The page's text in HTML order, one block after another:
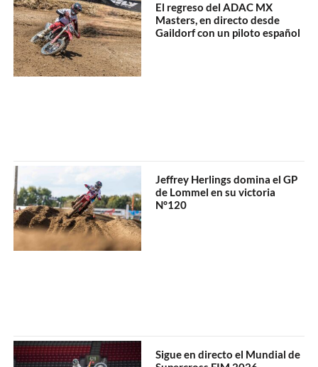
El regreso del ADAC MX
Masters, en directo desde
Gaildorf con un piloto español
Jeffrey Herlings domina el GP
de Lommel en su victoria
N°120
Sigue en directo el Mundial de